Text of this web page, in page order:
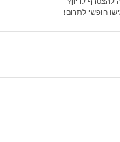
חופשי לתרום!